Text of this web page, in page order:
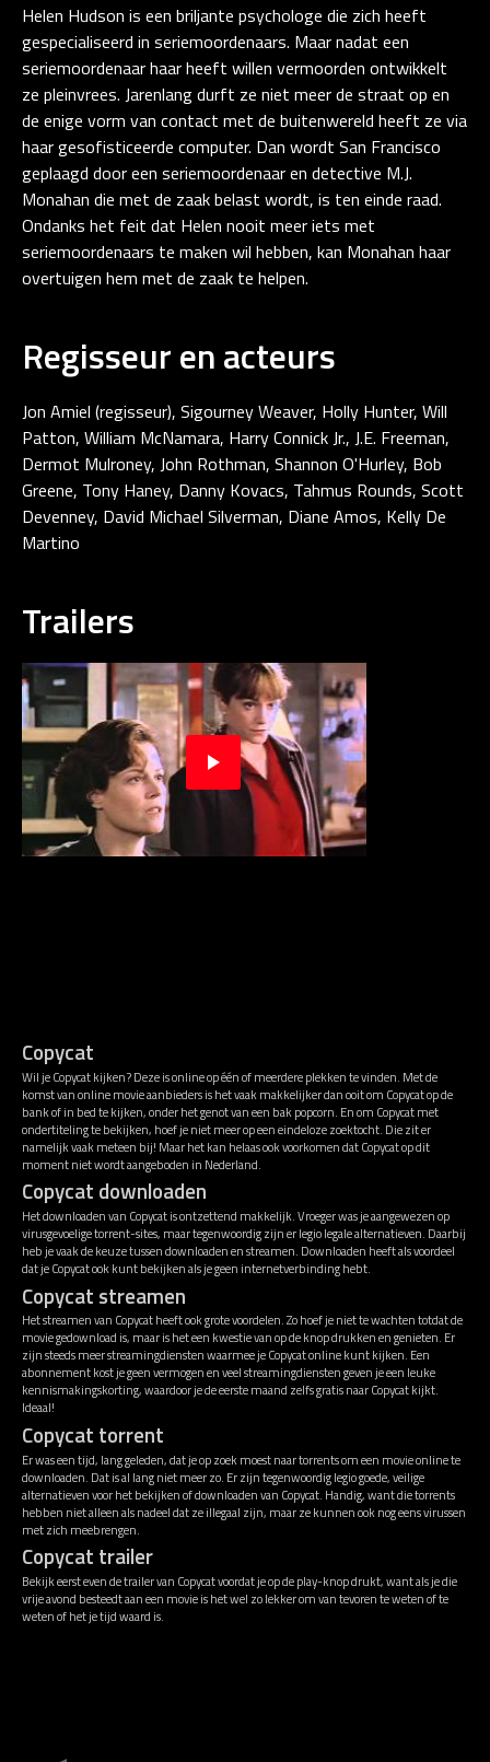
Helen Hudson is een briljante psychologe die zich heeft
gespecialiseerd in seriemoordenaars. Maar nadat een
seriemoordenaar haar heeft willen vermoorden ontwikkelt
ze pleinvrees. Jarenlang durft ze niet meer de straat op en
de enige vorm van contact met de buitenwereld heeft ze via
haar gesofisticeerde computer. Dan wordt San Francisco
geplaagd door een seriemoordenaar en detective M.J.
Monahan die met de zaak belast wordt, is ten einde raad.
Ondanks het feit dat Helen nooit meer iets met
seriemoordenaars te maken wil hebben, kan Monahan haar
overtuigen hem met de zaak te helpen.
Regisseur en acteurs
Jon Amiel (regisseur), Sigourney Weaver, Holly Hunter, Will
Patton, William McNamara, Harry Connick Jr., J.E. Freeman,
Dermot Mulroney, John Rothman, Shannon O'Hurley, Bob
Greene, Tony Haney, Danny Kovacs, Tahmus Rounds, Scott
Devenney, David Michael Silverman, Diane Amos, Kelly De
Martino
Trailers
Copycat
Wil je Copycat kijken? Deze is online op één of meerdere plekken te vinden. Met de
komst van online movie aanbieders is het vaak makkelijker dan ooit om Copycat op de
bank of in bed te kijken, onder het genot van een bak popcorn. En om Copycat met
ondertiteling te bekijken, hoef je niet meer op een eindeloze zoektocht. Die zit er
namelijk vaak meteen bij! Maar het kan helaas ook voorkomen dat Copycat op dit
moment niet wordt aangeboden in Nederland.
Copycat downloaden
Het downloaden van Copycat is ontzettend makkelijk. Vroeger was je aangewezen op
virusgevoelige torrent-sites, maar tegenwoordig zijn er legio legale alternatieven. Daarbij
heb je vaak de keuze tussen downloaden en streamen. Downloaden heeft als voordeel
dat je Copycat ook kunt bekijken als je geen internetverbinding hebt.
Copycat streamen
Het streamen van Copycat heeft ook grote voordelen. Zo hoef je niet te wachten totdat de
movie gedownload is, maar is het een kwestie van op de knop drukken en genieten. Er
zijn steeds meer streamingdiensten waarmee je Copycat online kunt kijken. Een
abonnement kost je geen vermogen en veel streamingdiensten geven je een leuke
kennismakingskorting, waardoor je de eerste maand zelfs gratis naar Copycat kijkt.
Ideaal!
Copycat torrent
Er was een tijd, lang geleden, dat je op zoek moest naar torrents om een movie online te
downloaden. Dat is al lang niet meer zo. Er zijn tegenwoordig legio goede, veilige
alternatieven voor het bekijken of downloaden van Copycat. Handig, want die torrents
hebben niet alleen als nadeel dat ze illegaal zijn, maar ze kunnen ook nog eens virussen
met zich meebrengen.
Copycat trailer
Bekijk eerst even de trailer van Copycat voordat je op de play-knop drukt, want als je die
vrije avond besteedt aan een movie is het wel zo lekker om van tevoren te weten of te
weten of het je tijd waard is.